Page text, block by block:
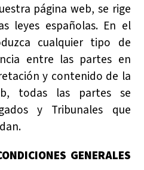
página web, se rige
leyes españolas. En el
cualquier tipo de
entre las partes en
y contenido de la
todas las partes se
y Tribunales que
GENERALES